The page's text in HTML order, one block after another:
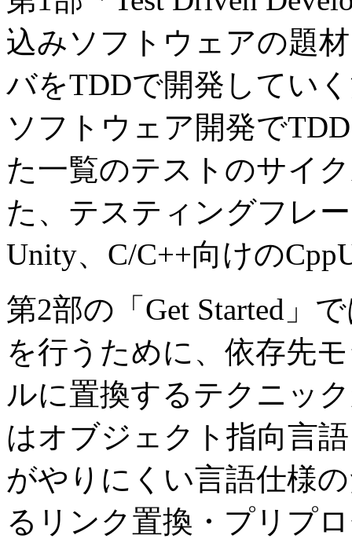
込みソフトウェアの題
バをTDDで開発してい
ソフトウェア開発で
た一覧のテストのサイ
た、テスティングフレ
Unity、C/C++向けの
第2部の「Get Started」
を行うために、依存先
ルに置換するテクニッ
はオブジェクト指向言
がやりにくい言語仕様
るリンク置換・プリプ